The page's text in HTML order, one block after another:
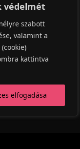
védelmét
szabott
valamint a
kattintva
elfogadása